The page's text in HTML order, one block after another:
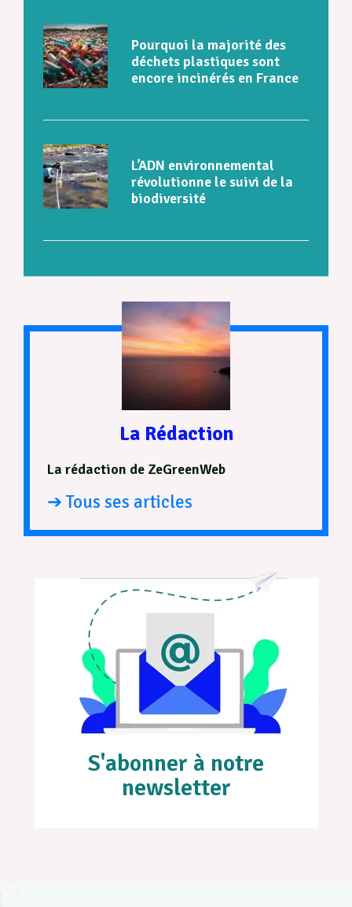
Pourquoi la majorité des
déchets plastiques sont
encore incinérés en France
L’ADN environnemental
révolutionne le suivi de la
biodiversité
La Rédaction
La rédaction de ZeGreenWeb
➔ Tous ses articles
S'abonner à notre
newsletter